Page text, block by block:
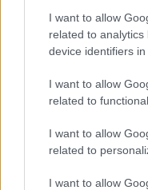
I want to allow
related to
device identifiers in
I want to allow
related to
I want to allow
related to
I want to allow
A Chrome 85-tel
funkciót letiltják,
mindenki örül a
szerint nem éri meg
dolgoznak a